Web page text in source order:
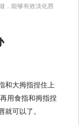
，能够有效淡化唇
和大拇指捏住上
用食指和拇指捏
可以了。